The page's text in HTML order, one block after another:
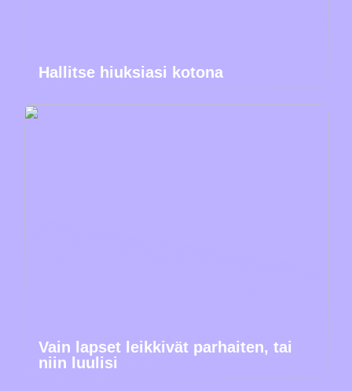
Hallitse hiuksiasi kotona
Vain lapset leikkivät parhaiten, tai
niin luulisi